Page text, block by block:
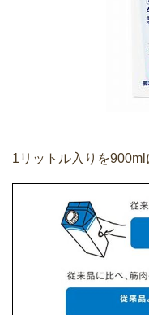
1リットル入りを900ml